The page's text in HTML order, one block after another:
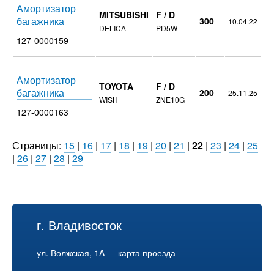
Амортизатор
багажника
127-0000159
MITSUBISHI
DELICA
F / D
PD5W
300 10.04.22
Амортизатор
багажника
127-0000163
TOYOTA
WISH
F / D
ZNE10G
200 25.11.25
Страницы: 15 | 16 | 17 | 18 | 19 | 20 | 21 | 22 | 23 | 24 | 25
| 26 | 27 | 28 | 29
г. Владивосток
ул. Волжская, 1A — карта проезда